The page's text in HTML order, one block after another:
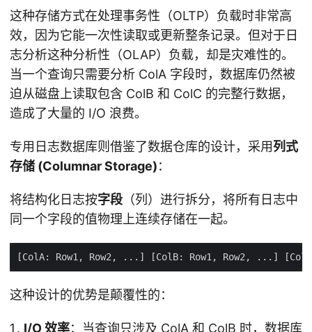
这种存储方式在处理事务性（OLTP）负载时非常高
效，因为它能一次性读取或更新整条记录。但对于日
志分析这种分析性（OLAP）负载，却是灾难性的。
当一个查询只需要分析 ColA 字段时，数据库仍然被
迫从磁盘上读取包含 ColB 和 ColC 的完整行数据，
造成了大量的 I/O 浪费。
专用日志数据库则借鉴了数据仓库的设计，采用列式
存储 (Columnar Storage)：
将结构化日志按字段 （列）进行拆分，将所有日志中
同一个字段的值物理上连续存储在一起。
这种设计的优势是颠覆性的：
I/O 效率：当查询只涉及 ColA 和 ColB 时，数据库